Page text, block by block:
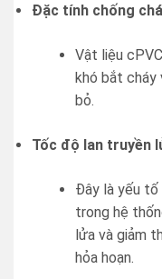
Đặc tính chống
Vật liệu
khó bắt
bỏ.
Tốc độ lan truyền
Đây là yếu tố
trong hệ
lửa và giảm
hỏa hoạn.